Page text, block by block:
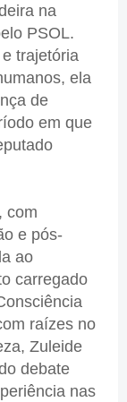
na
PSOL.
trajetória
ela
de
em que
com
e pós-
ao
carregado
raízes no
Zuleide
debate
nas